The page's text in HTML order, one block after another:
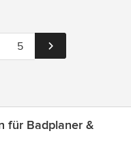
5
für Badplaner &